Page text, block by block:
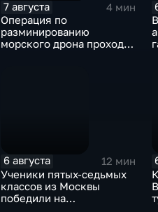
7 августа
4 мин
Операция по
разминированию
морского дрона проходит
6 августа
12 мин
Ученики пятых-седьмых
классов из Москвы
победили на